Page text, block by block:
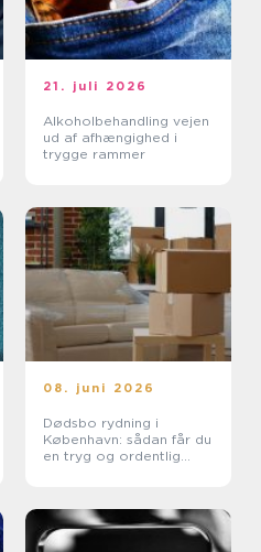
21. juli 2026
Alkoholbehandling vejen
ud af afhængighed i
trygge rammer
08. juni 2026
Dødsbo rydning i
København: sådan får du
en tryg og ordentlig